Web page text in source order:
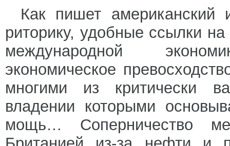
Как пишет американский
риторику, удобные ссылки
международной
экономическое
многими из критически
владении которыми
мощь… Соперничество